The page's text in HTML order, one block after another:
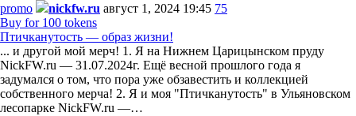
promo nickfw.ru август 1, 2024 19:45 75
Buy for 100 tokens
Птичканутость — образ жизни!
... и другой мой мерч! 1. Я на Нижнем Царицынском пруду
NickFW.ru — 31.07.2024г. Ещё весной прошлого года я
задумался о том, что пора уже обзавестить и коллекцией
собственного мерча! 2. Я и моя "Птичканутость" в Ульяновском
лесопарке NickFW.ru —…